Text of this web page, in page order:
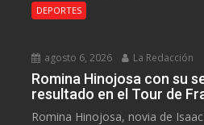
DEPORTES
agosto 6, 2026 La Redacción
Romina Hinojosa con su
resultado en el Tour de
Romina Hinojosa, novia de